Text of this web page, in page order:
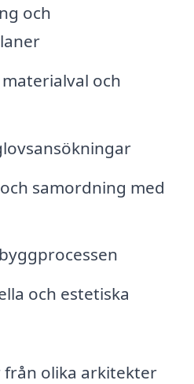
och
och
samordning med
och estetiska
olika arkitekter